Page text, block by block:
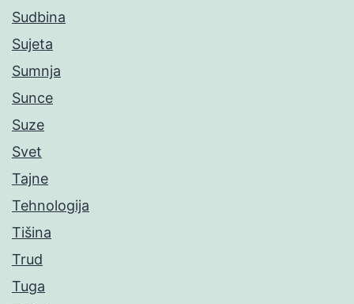
Sudbina
Sujeta
Sumnja
Sunce
Suze
Svet
Tajne
Tehnologija
Tišina
Trud
Tuga